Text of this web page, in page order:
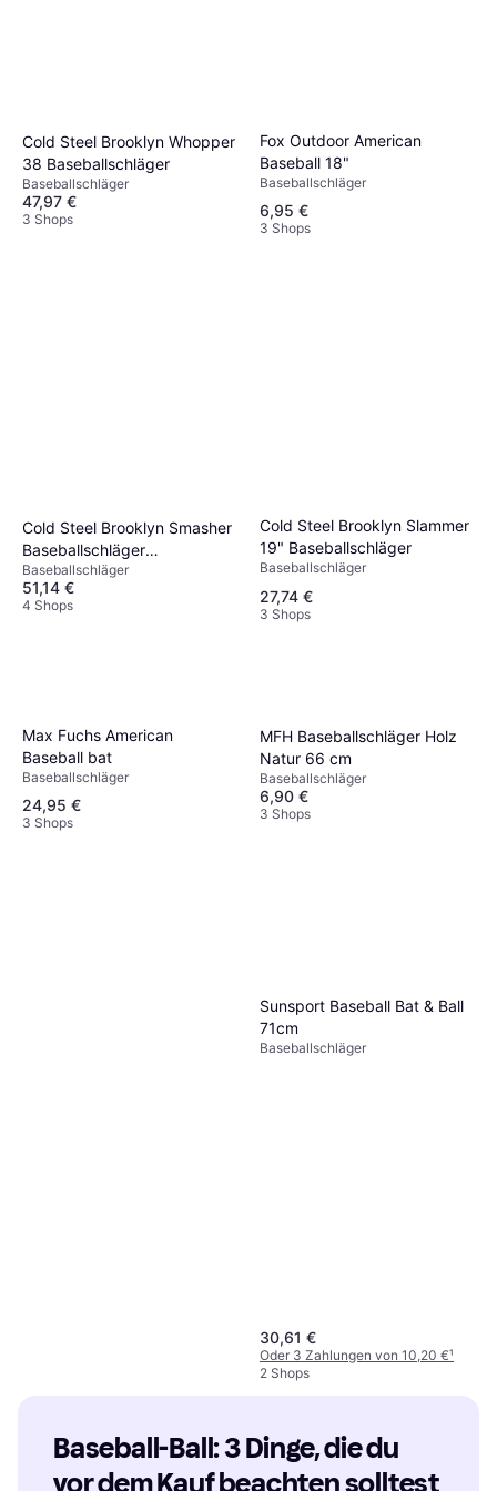
Cold Steel Brooklyn Whopper
38 Baseballschläger
Baseballschläger
47,97 €
3 Shops
Fox Outdoor American
Baseball 18"
Baseballschläger
6,95 €
3 Shops
Cold Steel Brooklyn Smasher
Baseballschläger
Polypropylen
Baseballschläger
51,14 €
4 Shops
Cold Steel Brooklyn Slammer
19" Baseballschläger
Baseballschläger
27,74 €
3 Shops
Max Fuchs American
Baseball bat
Baseballschläger
24,95 €
3 Shops
MFH Baseballschläger Holz
Natur 66 cm
Baseballschläger
6,90 €
3 Shops
Sunsport Baseball Bat & Ball
71cm
Baseballschläger
30,61 €
Oder 3 Zahlungen von 10,20 €¹
2 Shops
Baseball-Ball: 3 Dinge, die du
vor dem Kauf beachten solltest